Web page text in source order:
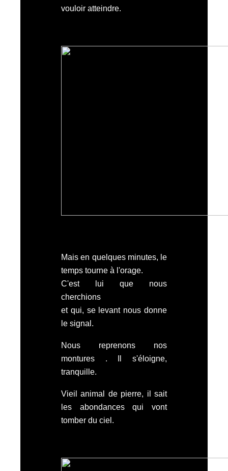
vouloir atteindre.
Mais en quelques minutes, le
temps tourne à l'orage.
C'est lui que nous
cherchions
et qui, se levant nous donne
le signal.
Nous reprenons nos
montures . Il s'éloigne,
tranquille.
Vieil animal de pierre, il sait
les abondances qui vont
tomber du ciel.